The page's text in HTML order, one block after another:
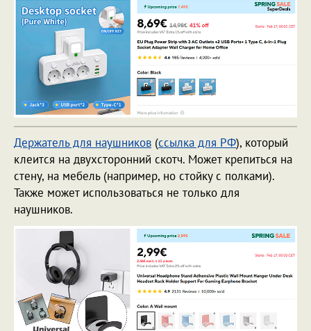
Держатель для наушников (ссылка для РФ), который
клеится на двухсторонний скотч. Может крепиться на
стену, на мебель (например, но стойку с полками).
Также может использоваться не только для
наушников.